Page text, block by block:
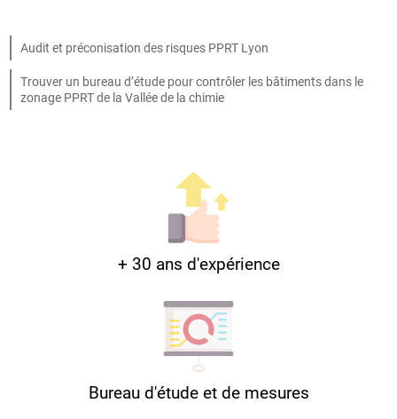
Audit et préconisation des risques PPRT Lyon
Trouver un bureau d’étude pour contrôler les bâtiments dans le
zonage PPRT de la Vallée de la chimie
+ 30 ans d'expérience
Bureau d'étude et de mesures